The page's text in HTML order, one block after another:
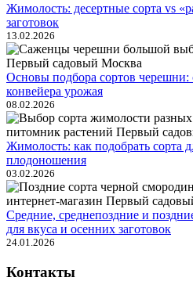
Жимолость: десертные сорта vs
заготовок
13.02.2026
Основы подбора сортов черешни:
конвейера урожая
08.02.2026
Жимолость: как подобрать сорта
плодоношения
03.02.2026
Средние, среднепоздние и
для вкуса и осенних заготовок
24.01.2026
Контакты